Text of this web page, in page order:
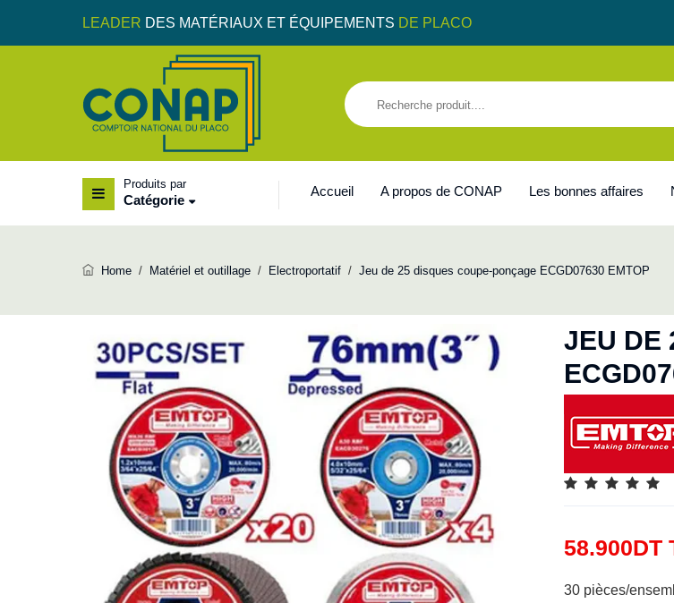
LEADER DES MATÉRIAUX ET ÉQUIPEMENTS DE PLACO
Produits par
Catégorie
Accueil A propos de CONAP Les bonnes affaires
Home / Matériel et outillage / Electroportatif / Jeu de 25 disques coupe-ponçage ECGD07630 EMTOP
JEU DE
58.900DT
30 pièces/